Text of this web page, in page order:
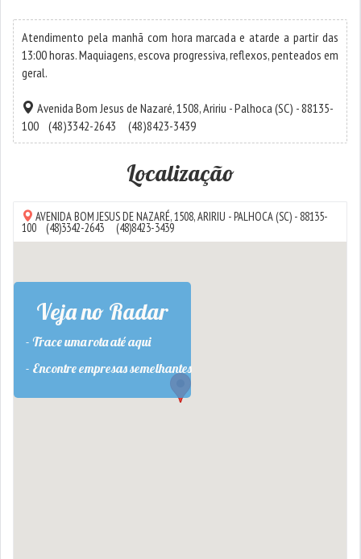
Atendimento pela manhã com hora marcada e atarde a partir das
13:00 horas. Maquiagens, escova progressiva, reflexos, penteados em
geral.
Avenida Bom Jesus de Nazaré, 1508,Aririu -Palhoca (SC) - 88135-
100 (48)3342-2643 (48)8423-3439
Localização
AVENIDA BOM JESUS DE NAZARÉ, 1508,ARIRIU -PALHOCA (SC) - 88135-
100 (48)3342-2643 (48)8423-3439
Veja no Radar
- Trace uma rota até aqui
- Encontre empresas semelhantes